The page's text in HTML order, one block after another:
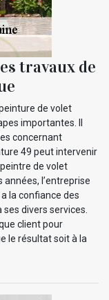
travaux de
de volet
importantes. Il
concernant
49 peut intervenir
de volet
l’entreprise
la confiance des
divers services.
client pour
le résultat soit à la